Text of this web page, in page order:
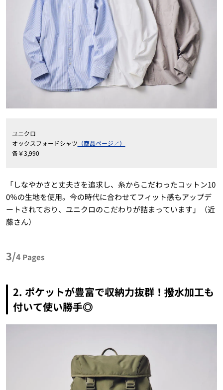
ユニクロ
オックスフォードシャツ （商品ページ↗）
各￥3,990
「しなやかさと丈夫さを追求し、糸からこだわったコットン10
0％の生地を使用。今の時代に合わせてフィット感もアップデ
ートされており、ユニクロのこだわりが詰まっています」（近
藤さん）
3/4 Pages
2. ポケットが豊富で収納力抜群！ 撥水加工も
付いて使い勝手◎